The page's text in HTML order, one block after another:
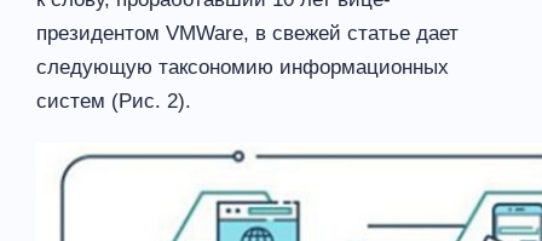
президентом VMWare, в свежей статье дает
следующую таксономию информационных
систем (Рис. 2).